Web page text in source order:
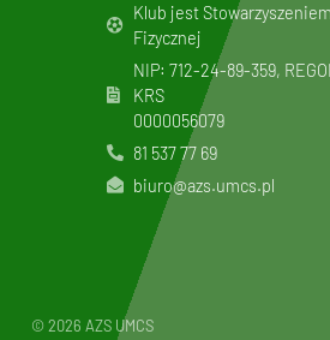
Klub jest
Fizycznej
NIP: 712-24-89-359,
KRS
0000056079
81 537 77 69
biuro@azs.umcs.pl
© 2026 AZS UMCS